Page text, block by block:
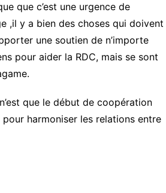
que c’est une urgence de
,il y a bien des choses qui doivent
une soutien de n’importe
pour aider la RDC, mais se sont
que le début de coopération
harmoniser les relations entre